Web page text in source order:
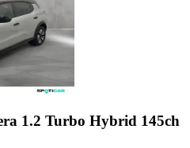
1.2 Turbo Hybrid 145ch